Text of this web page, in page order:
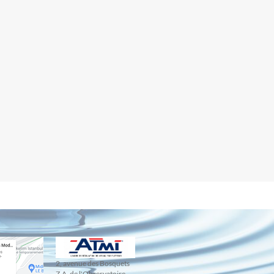
2, avenue des Bosquets